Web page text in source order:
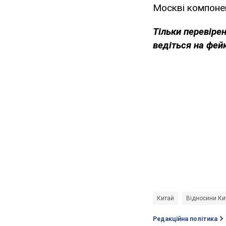
Москві
Тільки
ведіться на
Китай Відносини
Редакційна політика